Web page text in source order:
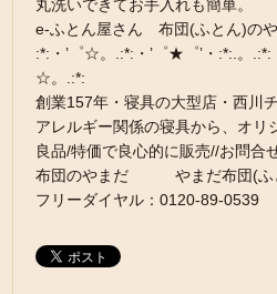
丸洗いできてお手入れも簡単。
e-ふとん屋さん 布団(ふとん)の
:*:・’゜☆。.:*:・’゜★゜’・:*:.。.:*:
☆。.:*:
創業157年・寝具の大型店・西川
アレルギー関係の寝具から、オリ
良品/特価で良心的に販売//お問合
布団のやまだ やまだ布団(ふ
フリーダイヤル：0120-89-0539